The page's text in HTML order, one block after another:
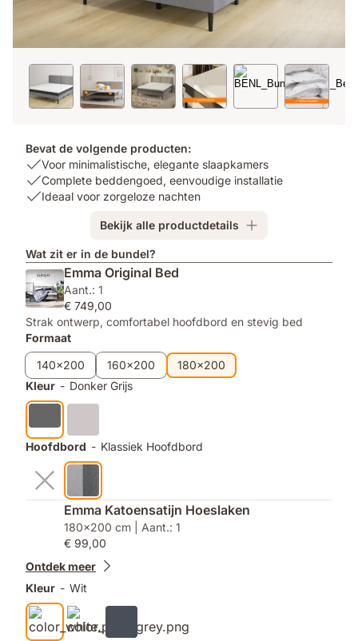
Bevat de volgende producten:
USP
1:
Voor
Voor minimalistische, elegante slaapkamers
USP
2:
installatie
Complete beddengoed, eenvoudige installatie
USP
zorgeloze
nachten
Ideaal voor zorgeloze nachten
Bekijk alle productdetails
Wat zit er in de bundel?
Emma Original Bed
Aant.: 1
€ 749,00
Strak ontwerp, comfortabel hoofdbord en stevig bed
Formaat
140x200
160x200
180x200
Kleur - Donker Grijs
Hoofdbord - Klassiek Hoofdbord
Emma Katoensatijn Hoeslaken
180x200 cm | Aant.: 1
€ 99,00
Ontdek meer
Kleur - Wit